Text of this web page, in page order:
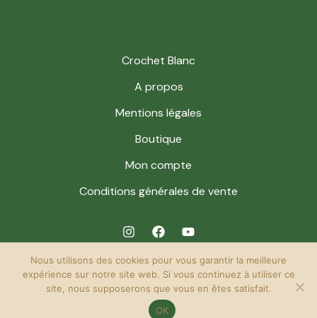
Crochet Blanc
A propos
Mentions légales
Boutique
Mon compte
Conditions générales de vente
© 2026 Crochet Blanc. Powered by Crochet Blanc.
Nous utilisons des cookies pour vous garantir la meilleure
expérience sur notre site web. Si vous continuez à utiliser ce
site, nous supposerons que vous en êtes satisfait.
OK